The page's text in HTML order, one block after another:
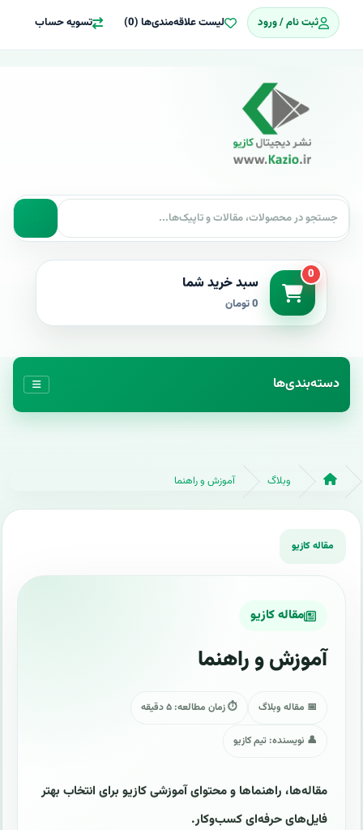
ثبت نام / ورود لیست علاقه‌مندی‌ها (0) تسویه حساب
0 سبد خرید شما
0 تومان
دسته‌بندی‌ها
وبلاگ آموزش و راهنما
مقاله کازیو
آموزش و راهنما
📅 مقاله وبلاگ ⏱ زمان مطالعه: ۵ دقیقه
👤 نویسنده: تیم کازیو
مقاله‌ها، راهنماها و محتوای آموزشی کازیو برای انتخاب بهتر
فایل‌های حرفه‌ای کسب‌وکار.